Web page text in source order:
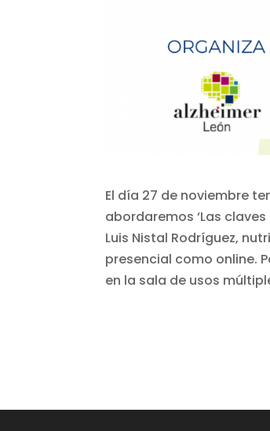
El día 27 de noviembre
abordaremos ‘Las
Luis Nistal Rodríguez,
presencial como online.
en la sala de usos